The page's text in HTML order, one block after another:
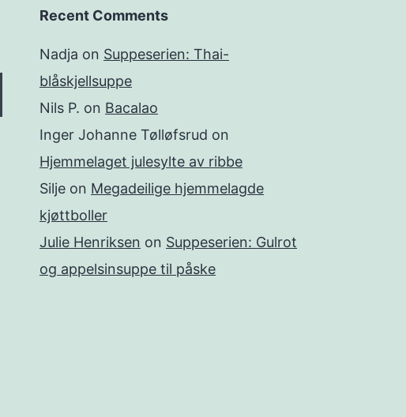
Recent Comments
Nadja on Suppeserien: Thai-
blåskjellsuppe
Nils P. on Bacalao
Inger Johanne Tølløfsrud on
Hjemmelaget julesylte av ribbe
Silje on Megadeilige hjemmelagde
kjøttboller
Julie Henriksen on Suppeserien: Gulrot
og appelsinsuppe til påske